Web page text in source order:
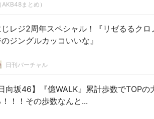
まとめ）
じレジ2周年スペシャル！『リゼるるク
のジングルカッコいいな』
日刊バーチャル
日向坂46】『億WALK』累計歩数でTOP
！！！その歩数なんと...